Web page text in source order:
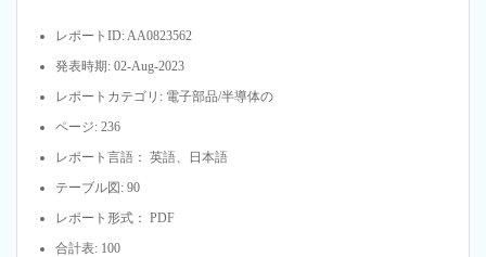
レポートID: AA0823562
発表時期: 02-Aug-2023
レポートカテゴリ: 電子部品/半導体の
ページ: 236
レポート言語： 英語、日本語
テーブル図: 90
レポート形式： PDF
合計表: 100